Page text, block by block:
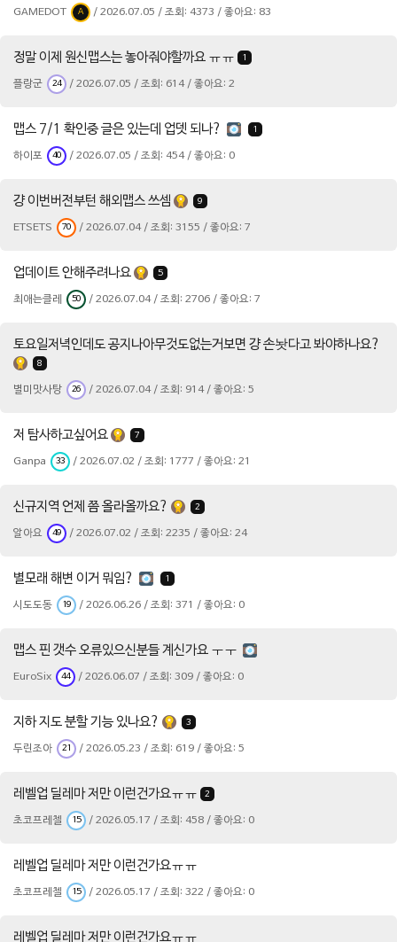
GAMEDOT A / 2026.07.05 / 조회: 4373 / 좋아요: 83
정말 이제 원신맵스는 놓아줘야할까요 ㅠㅠ 1
플랑군 24 / 2026.07.05 / 조회: 614 / 좋아요: 2
맵스 7/1 확인중 글은 있는데 업뎃 되나? 1
하이포 40 / 2026.07.05 / 조회: 454 / 좋아요: 0
걍 이번버전부턴 해외맵스 쓰셈 9
ETSETS 70 / 2026.07.04 / 조회: 3155 / 좋아요: 7
업데이트 안해주려나요 5
최애는클레 50 / 2026.07.04 / 조회: 2706 / 좋아요: 7
토요일저녁인데도 공지나아무것도없는거보면 걍 손놧다고 봐야하나요?
8
별미맛사탕 26 / 2026.07.04 / 조회: 914 / 좋아요: 5
저 탐사하고싶어요 7
Ganpa 33 / 2026.07.02 / 조회: 1777 / 좋아요: 21
신규지역 언제 쯤 올라올까요? 2
알아요 49 / 2026.07.02 / 조회: 2235 / 좋아요: 24
별모래 해변 이거 뭐임? 1
시도도동 19 / 2026.06.26 / 조회: 371 / 좋아요: 0
맵스 핀 갯수 오류있으신분들 계신가요 ㅜㅜ
EuroSix 44 / 2026.06.07 / 조회: 309 / 좋아요: 0
지하 지도 분할 기능 있나요? 3
두린조아 21 / 2026.05.23 / 조회: 619 / 좋아요: 5
레벨업 딜레마 저만 이런건가요ㅠㅠ 2
초코프레첼 15 / 2026.05.17 / 조회: 458 / 좋아요: 0
레벨업 딜레마 저만 이런건가요ㅠㅠ
초코프레첼 15 / 2026.05.17 / 조회: 322 / 좋아요: 0
레벨업 딜레마 저만 이런건가요ㅠㅠ